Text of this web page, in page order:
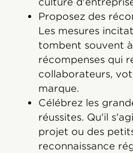
culture
Proposez des
Les mesures
tombent souvent
récompenses qui
collaborateurs,
marque.
Célébrez les
réussites. Qu'il
projet ou des
reconnaissance